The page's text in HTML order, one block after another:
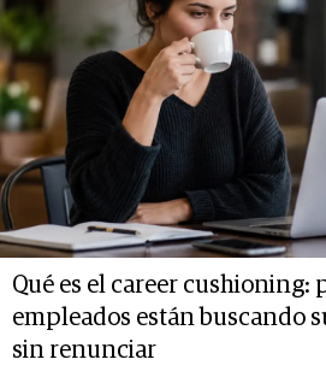
Qué es el career cushioning:
empleados están buscando
sin renunciar